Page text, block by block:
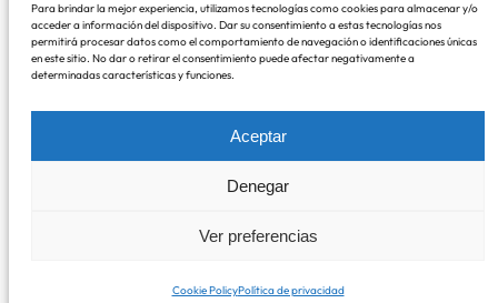
Para brindar la mejor experiencia, utilizamos tecnologías como cookies para almacenar y/o
acceder a información del dispositivo. Dar su consentimiento a estas tecnologías nos
permitirá procesar datos como el comportamiento de navegación o identificaciones únicas
en este sitio. No dar o retirar el consentimiento puede afectar negativamente a
determinadas características y funciones.
Aceptar
Denegar
Ver preferencias
Cookie PolicyPolítica de privacidad
Aviso legal
BrillantisYmas © 2021 – 2025
Pagos contra reembolso o con tarjeta, incluido en
Envíos con Correos incluido el seguimiento.